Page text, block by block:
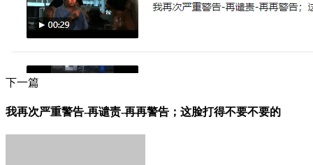
下一篇
我再次严重警告-再谴责-再再警告；这脸打得不要不要的